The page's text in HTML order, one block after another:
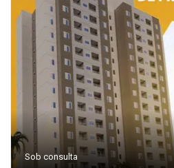
Sob consulta